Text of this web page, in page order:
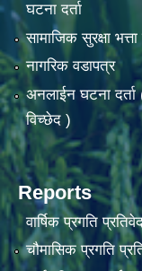
घटना दर्ता
सामाजिक सुरक्षा
नागरिक वडापत्र
अनलाईन घटना दर्ता
विच्छेद )
Reports
वार्षिक प्रगति
चौमासिक प्रगति